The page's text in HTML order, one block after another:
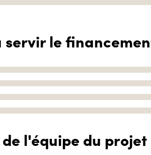
servir le
l'équipe du projet